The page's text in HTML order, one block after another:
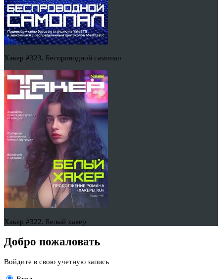
Хакер #323. Беспроводной самопал
Хакер #322. Белый хакер
Добро пожаловать
Войдите в свою учетную запись